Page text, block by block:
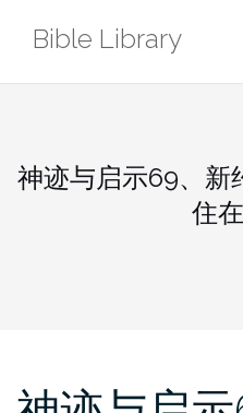
Bible Library
神迹与启示69、新
住